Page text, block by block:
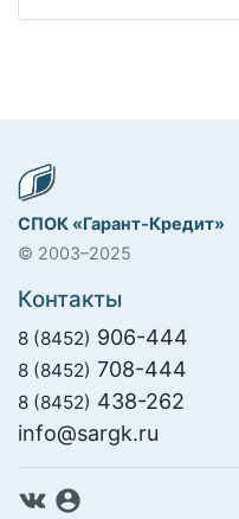
СПОК «Гарант-Кредит»
© 2003–2025
Контакты
8 (8452) 906-444
8 (8452) 708-444
8 (8452) 438-262
info@sargk.ru